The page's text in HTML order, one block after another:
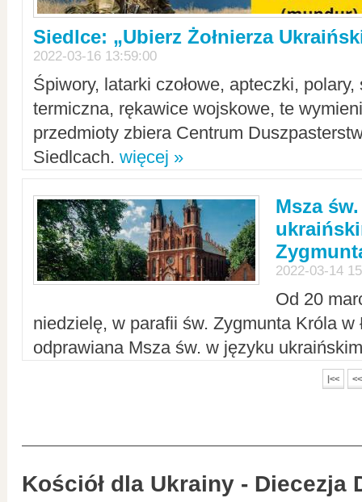
Siedlce: „Ubierz Żołnierza
2022-03-16 13:59:00
Śpiwory, latarki czołowe, apteczki,
termiczna, rękawice wojskowe, te
przedmioty zbiera Centrum
Siedlcach. więcej »
Msza
2022-03-14
Od 20
niedzielę, w parafii św. Zygmunta Króla w
odprawiana Msza św. w języku
|<< <<
Kościół dla Ukrainy - Diecezja